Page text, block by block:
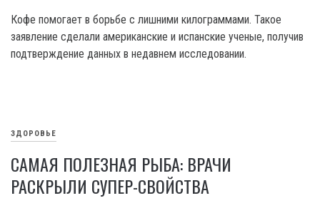
Кофе помогает в борьбе с лишними килограммами. Такое
заявление сделали американские и испанские ученые, получив
подтверждение данных в недавнем исследовании.
ЗДОРОВЬЕ
САМАЯ ПОЛЕЗНАЯ РЫБА: ВРАЧИ
РАСКРЫЛИ СУПЕР-СВОЙСТВА